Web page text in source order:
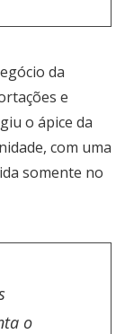
da
e
o ápice da
com uma
somente no
o